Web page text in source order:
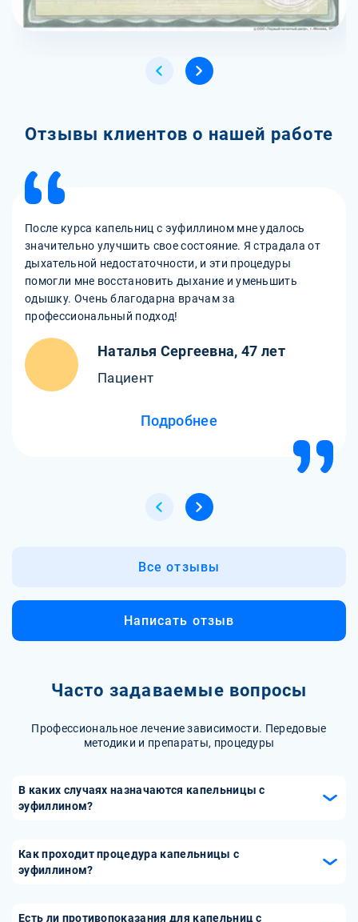
Отзывы клиентов о нашей работе
После курса капельниц с эуфиллином мне удалось
значительно улучшить свое состояние. Я страдала от
дыхательной недостаточности, и эти процедуры
помогли мне восстановить дыхание и уменьшить
одышку. Очень благодарна врачам за
профессиональный подход!
Наталья Сергеевна, 47 лет
Пациент
Подробнее
Все отзывы
Написать отзыв
Часто задаваемые вопросы
Профессиональное лечение зависимости. Передовые
методики и препараты, процедуры
В каких случаях назначаются капельницы с
эуфиллином?
бронхиальной астмы, тяжелых приступах удушья, а
также при других состояниях, сопровождающихся
Как проходит процедура капельницы с
эуфиллином?
медицинских учреждениях. Медицинский персонал
Есть ли противопоказания для капельниц с